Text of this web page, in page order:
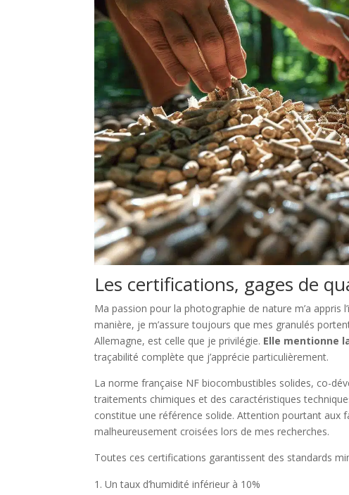
Les certifications, gages de
Ma passion pour la photographie de nature m’a appris
manière, je m’assure toujours que mes granulés
Allemagne, est celle que je privilégie. Elle mentionne
traçabilité complète que j’apprécie particulièrement.
La norme française NF biocombustibles solides, co-
traitements chimiques et des caractéristiques
constitue une référence solide. Attention pourtant aux
malheureusement croisées lors de mes recherches.
Toutes ces certifications garantissent des standards
Un taux d’humidité inférieur à 10%